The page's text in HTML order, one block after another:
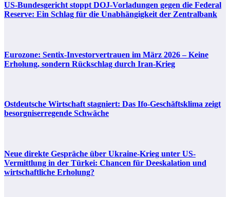
US-Bundesgericht stoppt DOJ-Vorladungen gegen die Federal
Reserve: Ein Schlag für die Unabhängigkeit der Zentralbank
Eurozone: Sentix-Investorvertrauen im März 2026 – Keine
Erholung, sondern Rückschlag durch Iran-Krieg
Ostdeutsche Wirtschaft stagniert: Das Ifo-Geschäftsklima zeigt
besorgniserregende Schwäche
Neue direkte Gespräche über Ukraine-Krieg unter US-
Vermittlung in der Türkei: Chancen für Deeskalation und
wirtschaftliche Erholung?